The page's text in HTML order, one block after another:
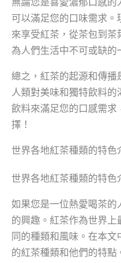
可以滿足您的口味需求
來享受紅茶，從茶包到
為人們生活中不可或缺的
總之，紅茶的起源和傳播
人類對美味和獨特飲料
飲料來滿足您的口感需
擇！
世界各地紅茶種類的特色
世界各地紅茶種類的特色
如果您是一位熱愛喝茶
的興趣。紅茶作為世界
同的種類和風味。在本
的紅茶種類和他們的特點